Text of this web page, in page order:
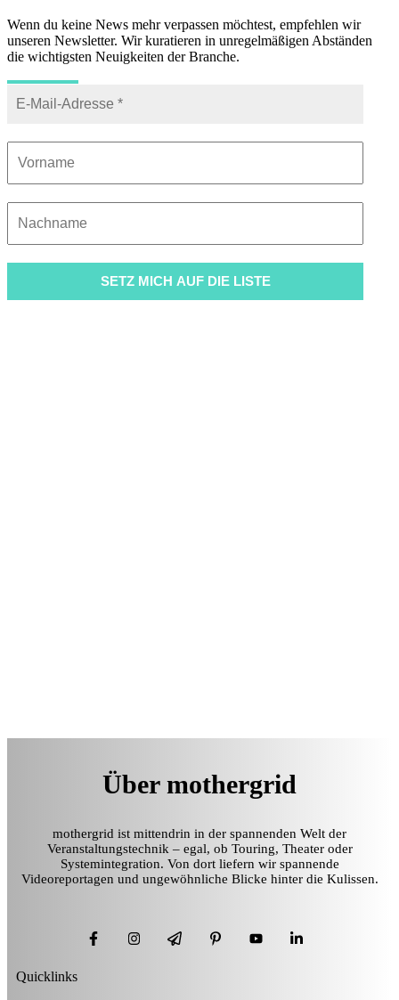
Wenn du keine News mehr verpassen möchtest, empfehlen wir
unseren Newsletter. Wir kuratieren in unregelmäßigen Abständen
die wichtigsten Neuigkeiten der Branche.
Über mothergrid
mothergrid ist mittendrin in der spannenden Welt der
Veranstaltungstechnik – egal, ob Touring, Theater oder
Systemintegration. Von dort liefern wir spannende
Videoreportagen und ungewöhnliche Blicke hinter die Kulissen.
Quicklinks